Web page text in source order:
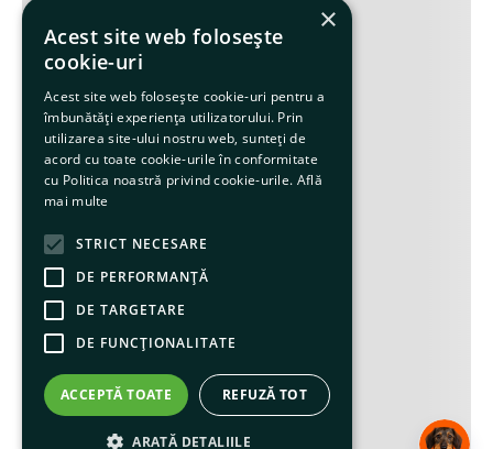
×
Acest site web folosește
cookie-uri
Acest site web folosește cookie-uri pentru a
îmbunătăți experiența utilizatorului. Prin
utilizarea site-ului nostru web, sunteți de
acord cu toate cookie-urile în conformitate
cu Politica noastră privind cookie-urile. Află
mai multe
STRICT NECESARE
DE PERFORMANȚĂ
DE TARGETARE
DE FUNCŢIONALITATE
ACCEPTĂ TOATE REFUZĂ TOT
ARATĂ DETALIILE